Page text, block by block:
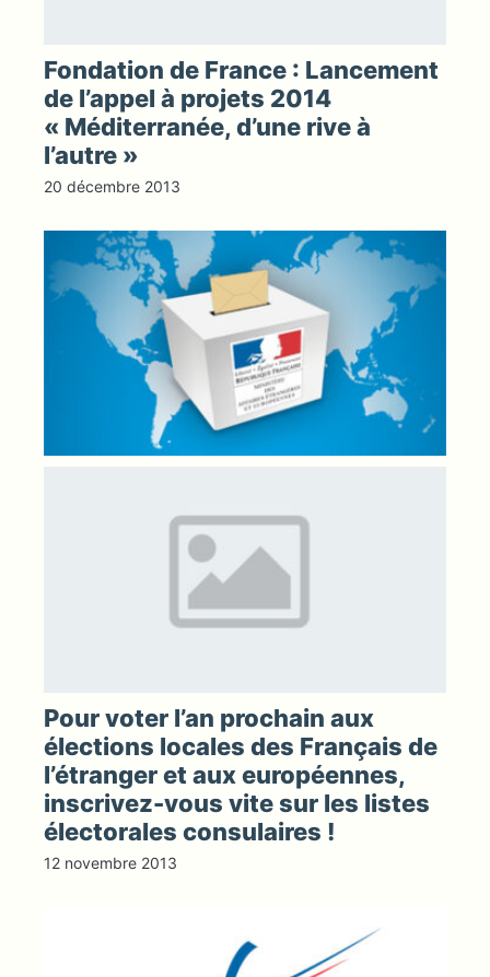
Fondation de France : Lancement
de l’appel à projets 2014
« Méditerranée, d’une rive à
l’autre »
20 décembre 2013
Pour voter l’an prochain aux
élections locales des Français de
l’étranger et aux européennes,
inscrivez-vous vite sur les listes
électorales consulaires !
12 novembre 2013